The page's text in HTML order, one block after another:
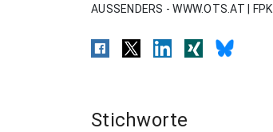
AUSSENDERS - WWW.OTS.AT | FPK
Stichworte